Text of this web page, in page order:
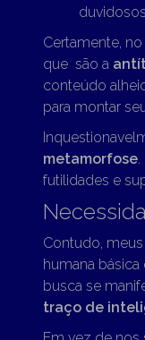
Certamente,
que são a
conteúdo
para montar
metamorfose.
futilidades e
Contudo,
humana
busca se
traço de